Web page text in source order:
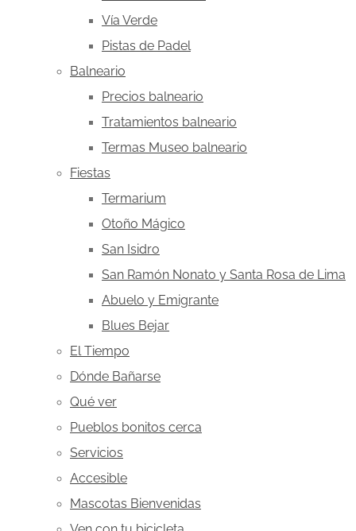
Vía Verde
Pistas de Padel
Balneario
Precios balneario
Tratamientos balneario
Termas Museo balneario
Fiestas
Termarium
Otoño Mágico
San Isidro
San Ramón Nonato y Santa Rosa de Lima
Abuelo y Emigrante
Blues Bejar
El Tiempo
Dónde Bañarse
Qué ver
Pueblos bonitos cerca
Servicios
Accesible
Mascotas Bienvenidas